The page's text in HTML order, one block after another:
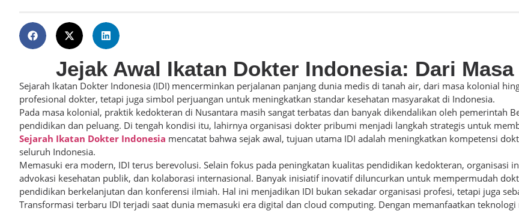
Jejak Awal Ikatan Dokter Indonesia: Dari
Sejarah Ikatan Dokter Indonesia (IDI) mencerminkan perjalanan panjang dunia medis di tanah air, dari masa kolonial
profesional dokter, tetapi juga simbol perjuangan untuk meningkatkan standar kesehatan masyarakat di Indonesia.
Pada masa kolonial, praktik kedokteran di Nusantara masih sangat terbatas dan banyak dikendalikan oleh pemerintah
pendidikan dan peluang. Di tengah kondisi itu, lahirnya organisasi dokter pribumi menjadi langkah strategis untuk
Sejarah Ikatan Dokter Indonesia mencatat bahwa sejak awal, tujuan utama IDI adalah meningkatkan kompetensi
seluruh Indonesia.
Memasuki era modern, IDI terus berevolusi. Selain fokus pada peningkatan kualitas pendidikan kedokteran, organisasi
advokasi kesehatan publik, dan kolaborasi internasional. Banyak inisiatif inovatif diluncurkan untuk mempermudah
pendidikan berkelanjutan dan konferensi ilmiah. Hal ini menjadikan IDI bukan sekadar organisasi profesi, tetapi juga
Transformasi terbaru IDI terjadi saat dunia memasuki era digital dan cloud computing. Dengan memanfaatkan